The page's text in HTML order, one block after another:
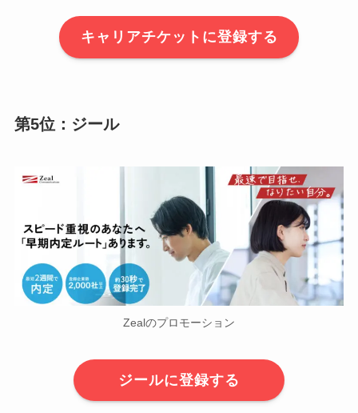
キャリアチケットに登録する
第5位：ジール
Zealのプロモーション
ジールに登録する